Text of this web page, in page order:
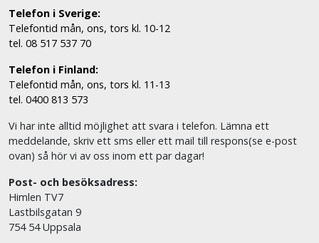
Telefon i Sverige:
Telefontid mån, ons, tors kl. 10-12
tel. 08 517 537 70
Telefon i Finland:
Telefontid mån, ons, tors kl. 11-13
tel. 0400 813 573
Vi har inte alltid möjlighet att svara i telefon. Lämna ett
meddelande, skriv ett sms eller ett mail till respons(se e-post
ovan) så hör vi av oss inom ett par dagar!
Post- och besöksadress:
Himlen TV7
Lastbilsgatan 9
754 54 Uppsala